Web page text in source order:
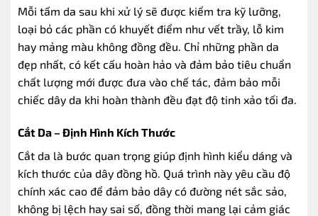
Mỗi tấm da sau khi xử lý sẽ được kiểm tra kỹ lưỡng,
loại bỏ các phần có khuyết điểm như vết trầy, lỗ kim
hay mảng màu không đồng đều. Chỉ những phần da
đẹp nhất, có kết cấu hoàn hảo và đảm bảo tiêu chuẩn
chất lượng mới được đưa vào chế tác, đảm bảo mỗi
chiếc dây da khi hoàn thành đều đạt độ tinh xảo tối đa.
Cắt Da – Định Hình Kích Thước
Cắt da là bước quan trọng giúp định hình kiểu dáng và
kích thước của dây đồng hồ. Quá trình này yêu cầu độ
chính xác cao để đảm bảo dây có đường nét sắc sảo,
không bị lệch hay sai số, đồng thời mang lại cảm giác